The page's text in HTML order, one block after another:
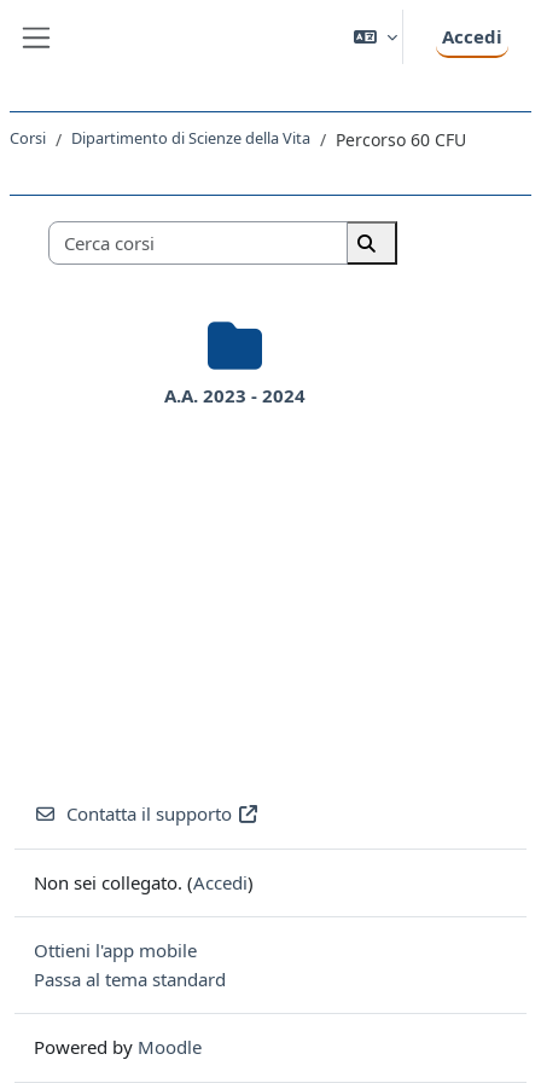
Accedi
Corsi Dipartimento di Scienze della Vita Percorso 60 CFU
Categorie di corso
Cerca corsi
Cerca corsi
A.A. 2023 - 2024
Contatta il supporto
Non sei collegato. (Accedi)
Ottieni l'app mobile
Passa al tema standard
Powered by Moodle